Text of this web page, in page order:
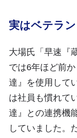
実はベテラ
大場氏「早速『
では6年ほど前
達』を使用して
は社員も慣れて
達』との連携機
していました。